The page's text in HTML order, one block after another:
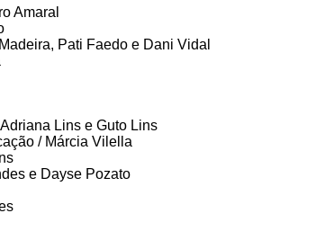
Amaral
Pati Faedo e Dani Vidal
Lins e Guto Lins
/ Márcia Vilella
e Dayse Pozato